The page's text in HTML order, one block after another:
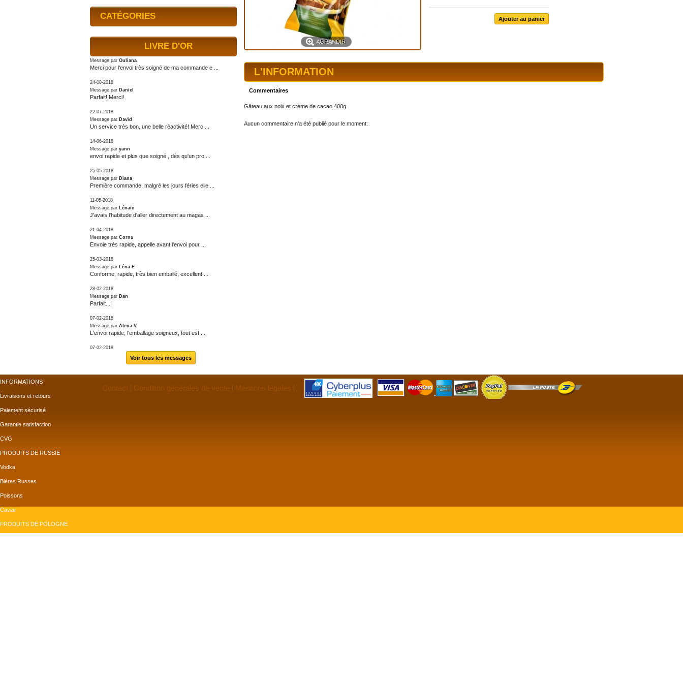
CATÉGORIES
LIVRE D'OR
Message par Ouliana
Merci pour l'envoi très soigné de ma commande e ...
24-08-2018
Message par Daniel
Parfait! Merci!
22-07-2018
Message par David
Un service très bon, une belle réactivité! Merc ...
14-06-2018
Message par yann
envoi rapide et plus que soigné , dès qu'un pro ...
25-05-2018
Message par Diana
Première commande, malgré les jours féries elle ...
11-05-2018
Message par Lénaïc
J'avais l'habitude d'aller directement au magas ...
21-04-2018
Message par Cornu
Envoie très rapide, appelle avant l'envoi pour ...
25-03-2018
Message par Léna E
Conforme, rapide, très bien emballé, excellent ...
28-02-2018
Message par Dan
Parfait...!
07-02-2018
Message par Alena V.
L'envoi rapide, l'emballage soigneux, tout est ...
07-02-2018
Voir tous les messages
AGRANDIR
L'INFORMATION
Commentaires
Gâteau aux noix et crème de cacao 400g
Aucun commentaire n'a été publié pour le moment.
INFORMATIONS
Livraisons et retours
Paiement sécurisé
Garantie satisfaction
CVG
PRODUITS DE RUSSIE
Vodka
Bières Russes
Poissons
Caviar
PRODUITS DE POLOGNE
Contact Condition générales de vente Mentions légales